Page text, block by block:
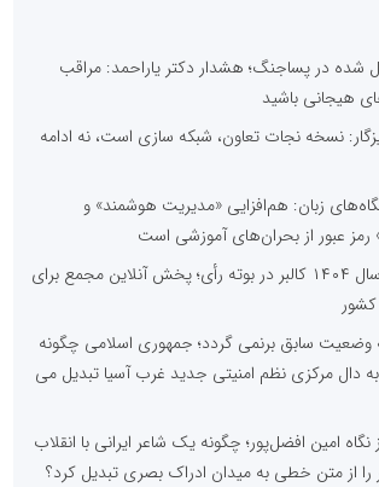
شده در پساجنگ؛ هشدار دکتر یاراحمد: مراقب
هیجانی باشید
نسخه نجات تعاون، شبکه سازی است، نه ادامه
زبان: هم‌افزایی «مدیریت هوشمند» و
رمز عبور از بحران‌های آموزشی است
صورت‌های مالی سال ۱۴۰۴ کالبر در بوته رأی؛ پخش آنلاین مجمع برای
وضعیت سابق برنمی گردد؛ جمهوری اسلامی چگونه
به دال مرکزی نظم امنیتی جدید غرب آسیا تبدیل می
امین افضل‌پور؛ چگونه یک شاعر ایرانی با انقلاب
را از متن خطی به میدان ادراک بصری تبدیل کرد؟